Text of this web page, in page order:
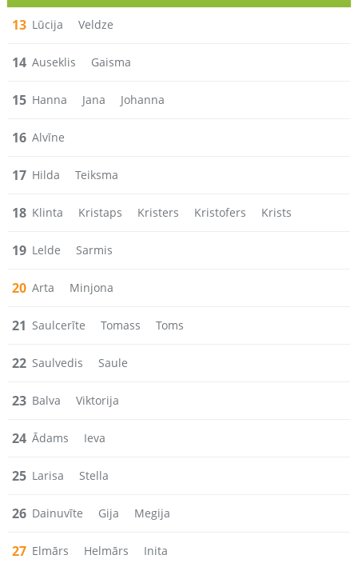
13 Lūcija Veldze
14 Auseklis Gaisma
15 Hanna Jana Johanna
16 Alvīne
17 Hilda Teiksma
18 Klinta Kristaps Kristers Kristofers Krists
19 Lelde Sarmis
20 Arta Minjona
21 Saulcerīte Tomass Toms
22 Saulvedis Saule
23 Balva Viktorija
24 Ādams Ieva
25 Larisa Stella
26 Dainuvīte Gija Megija
27 Elmārs Helmārs Inita